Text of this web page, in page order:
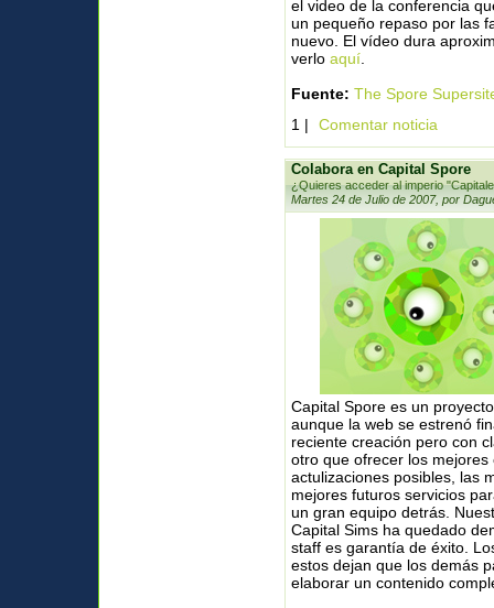
el video de la conferencia
un pequeño repaso por las
nuevo. El vídeo dura
verlo aquí.
Fuente: The Spore
1 |
Comentar noticia
Colabora en Capital Spore
¿Quieres acceder al imperio
Martes 24 de Julio de 2007, por
Capital Spore es un
aunque la web se estrenó
reciente creación pero con
otro que ofrecer los
actulizaciones posibles, las
mejores futuros servicios
un gran equipo detrás.
Capital Sims ha quedado
staff es garantía de éxito.
estos dejan que los demás
elaborar un contenido